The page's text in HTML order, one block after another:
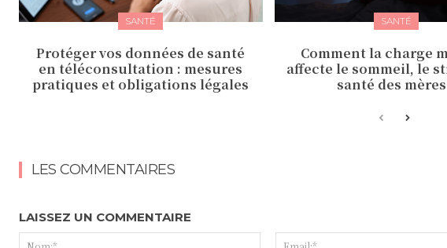
SANTÉ
Protéger vos données de santé
en téléconsultation : mesures
pratiques et obligations légales
SANTÉ
Comment la charge
affecte le sommeil, le
santé des mères
LES COMMENTAIRES
LAISSEZ UN COMMENTAIRE
Nom:*